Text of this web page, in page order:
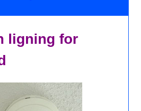
ligning for